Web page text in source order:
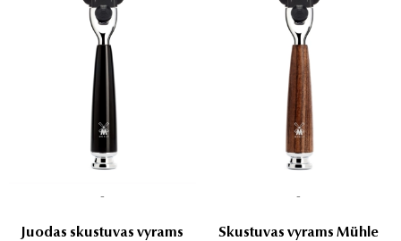
-
Juodas skustuvas vyrams
-
Skustuvas vyrams Mühle